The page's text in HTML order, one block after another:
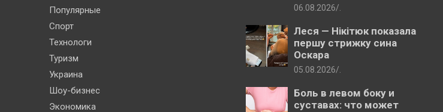
Популярные
Спорт
Технологи
Туризм
Украина
Шоу-бизнес
Экономика
06.08.2026
Леся — Нікітюк показала
першу стрижку сина
Оскара
05.08.2026
Боль в левом боку и
суставах: что может